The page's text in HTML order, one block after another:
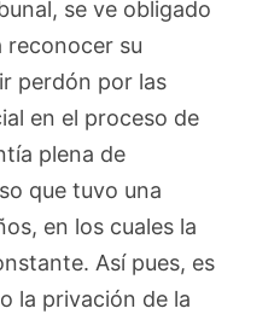
se ve obligado
reconocer su
perdón por las
en el proceso de
plena de
que tuvo una
en los cuales la
Así pues, es
la privación de la